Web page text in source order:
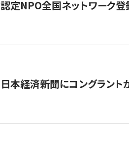
認定NPO全国ネットワーク登
日本経済新聞にコングラント